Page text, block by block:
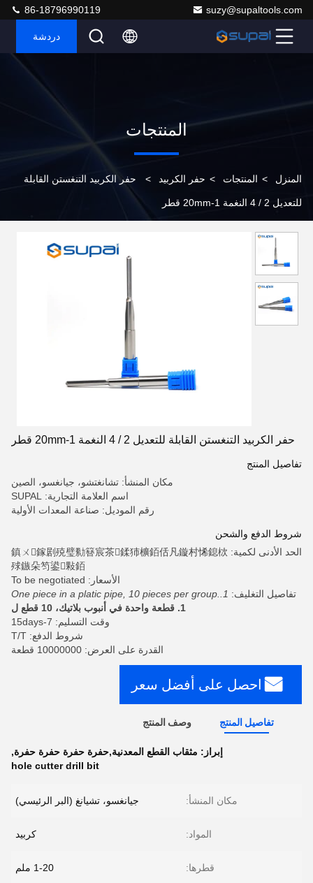
suzy@supaltools.com
86-18796990119
دردشة
المنتجات
المنزل > المنتجات > حفر الكربيد > حفر الكربيد التنغستن القابلة
للتعديل 2 / 4 النغمة 1-20mm قطر
حفر الكربيد التنغستن القابلة للتعديل 2 / 4 النغمة 1-20mm قطر
تفاصيل المنتج
مكان المنشأ: تشانغتشو، جيانغسو، الصين
اسم العلامة التجارية: SUPAL
رقم الموديل: صناعة المعدات الأولية
شروط الدفع والشحن
الحد الأدنى لكمية: 鎮ㄨ鎵剧殑璧勬簮宸茶鍒犻櫎銆佸凡鏇村悕鎴栨
殏鏃朵笉鍙敤銆
الأسعار: To be negotiated
تفاصيل التغليف: 1.One piece in a platic pipe, 10 pieces per group.
1. قطعة واحدة في أنبوب بلاتيك، 10 قطع ل
وقت التسليم: 7-15days
شروط الدفع: T/T
القدرة على العرض: 10000000 قطعة
احصل على أفضل سعر
تفاصيل المنتج وصف المنتج
إبراز: مثقاب القطع المعدنية,حفرة حفرة حفرة حفرة,
hole cutter drill bit
مكان المنشأ: جيانغسو، تشيانغ (البر الرئيسي)
المواد: كربيد
قطرها: 1-20 ملم